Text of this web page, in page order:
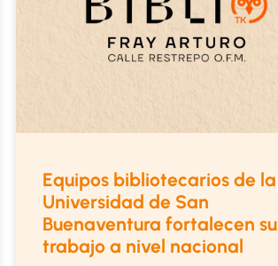
Equipos bibliotecarios de la
Universidad de San
Buenaventura fortalecen su
trabajo a nivel nacional